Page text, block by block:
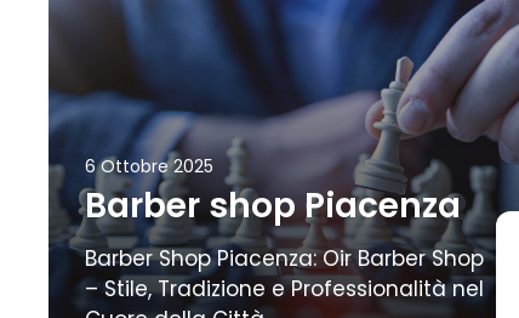
6 Ottobre 2025
Barber shop Piacenza
Barber Shop Piacenza: Oir Barber Shop
– Stile, Tradizione e Professionalità nel